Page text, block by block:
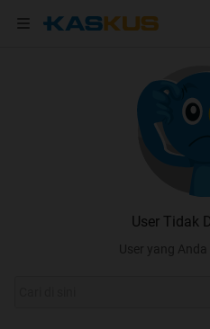
User Tidak
User yang